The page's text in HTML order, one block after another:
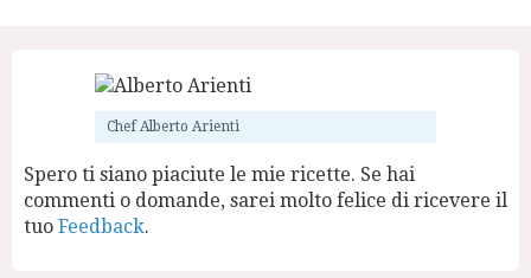
Chef Alberto Arienti
Spero ti siano piaciute le mie ricette. Se hai
commenti o domande, sarei molto felice di ricevere il
tuo Feedback.